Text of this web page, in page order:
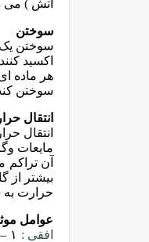
آتش ) می
سوختن
سوختن
اکسید
هر ماده
سوختن
انتقال
انتقال
مایعات
آن تراکم
بیشتر از
حرارت به
عوامل
افقی :